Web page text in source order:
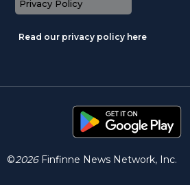
Privacy Policy
Read our privacy policy here
©2026 Finfinne News Network, Inc.